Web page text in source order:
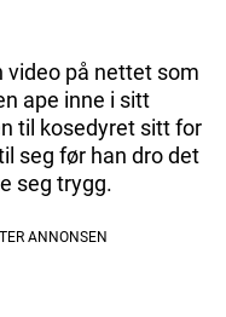
video på nettet som
ape inne i sitt
til kosedyret sitt for
seg før han dro det
seg trygg.